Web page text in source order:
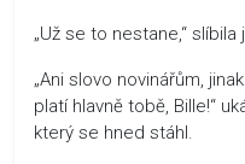
„Už se to nestane,“ slíbila
„Ani slovo novinářům,
platí hlavně tobě, Bille!“
který se hned stáhl.